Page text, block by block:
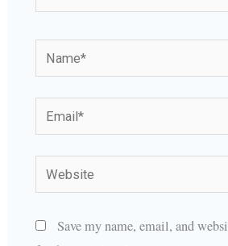
Name*
Email*
Website
Save my name, email, and